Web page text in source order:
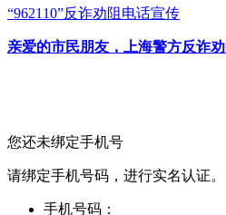
“962110”反诈劝阻电话宣传
亲爱的市民朋友，上海警方反诈
您还未绑定手机号
请绑定手机号码，进行实名认证。
手机号码：